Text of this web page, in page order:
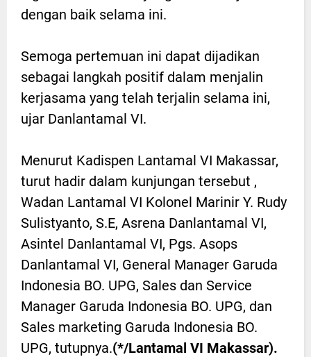
dengan baik selama ini.
Semoga pertemuan ini dapat dijadikan
sebagai langkah positif dalam menjalin
kerjasama yang telah terjalin selama ini,
ujar Danlantamal VI.
Menurut Kadispen Lantamal VI Makassar,
turut hadir dalam kunjungan tersebut ,
Wadan Lantamal VI Kolonel Marinir Y. Rudy
Sulistyanto, S.E, Asrena Danlantamal VI,
Asintel Danlantamal VI, Pgs. Asops
Danlantamal VI, General Manager Garuda
Indonesia BO. UPG, Sales dan Service
Manager Garuda Indonesia BO. UPG, dan
Sales marketing Garuda Indonesia BO.
UPG, tutupnya.(*/Lantamal VI Makassar).